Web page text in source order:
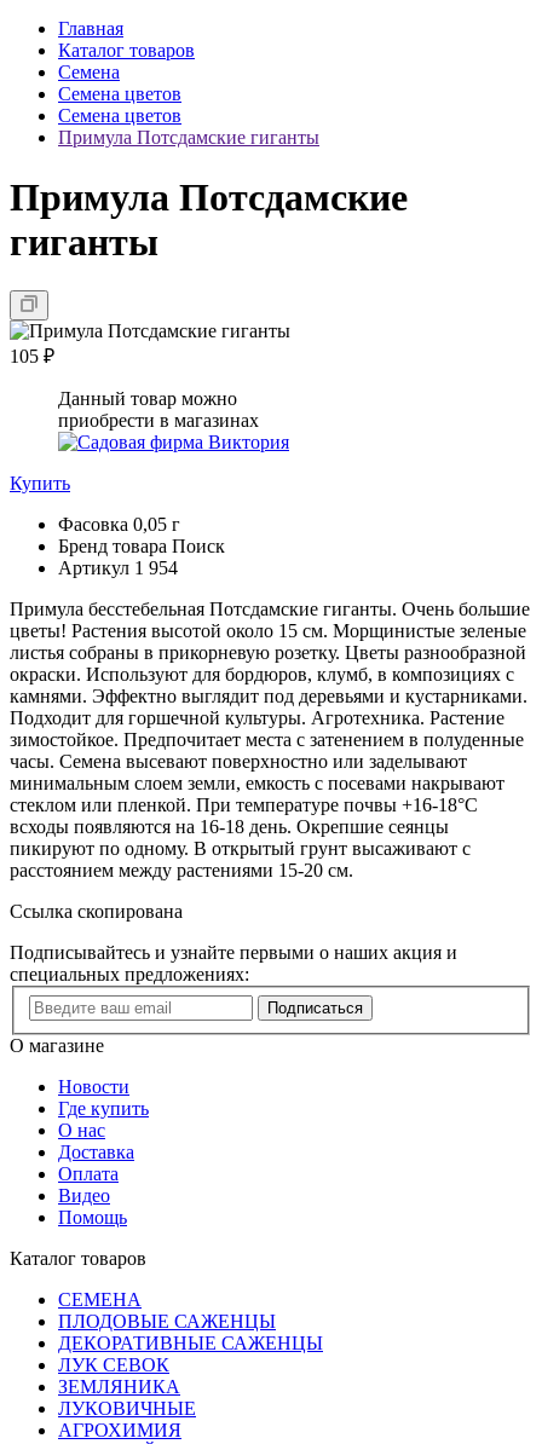
Главная
Каталог товаров
Семена
Семена цветов
Семена цветов
Примула Потсдамские гиганты
Примула Потсдамские
гиганты
105 ₽
Данный товар можно
приобрести в магазинах
Купить
Фасовка 0,05 г
Бренд товара Поиск
Артикул 1 954
Примула бесстебельная Потсдамские гиганты. Очень большие
цветы! Растения высотой около 15 см. Морщинистые зеленые
листья собраны в прикорневую розетку. Цветы разнообразной
окраски. Используют для бордюров, клумб, в композициях с
камнями. Эффектно выглядит под деревьями и кустарниками.
Подходит для горшечной культуры. Агротехника. Растение
зимостойкое. Предпочитает места с затенением в полуденные
часы. Семена высевают поверхностно или заделывают
минимальным слоем земли, емкость с посевами накрывают
стеклом или пленкой. При температуре почвы +16-18°С
всходы появляются на 16-18 день. Окрепшие сеянцы
пикируют по одному. В открытый грунт высаживают с
расстоянием между растениями 15-20 см.
Ссылка скопирована
Подписывайтесь и узнайте первыми о наших акция и
специальных предложениях:
Подписаться
О магазине
Новости
Где купить
О нас
Доставка
Оплата
Видео
Помощь
Каталог товаров
СЕМЕНА
ПЛОДОВЫЕ САЖЕНЦЫ
ДЕКОРАТИВНЫЕ САЖЕНЦЫ
ЛУК СЕВОК
ЗЕМЛЯНИКА
ЛУКОВИЧНЫЕ
АГРОХИМИЯ